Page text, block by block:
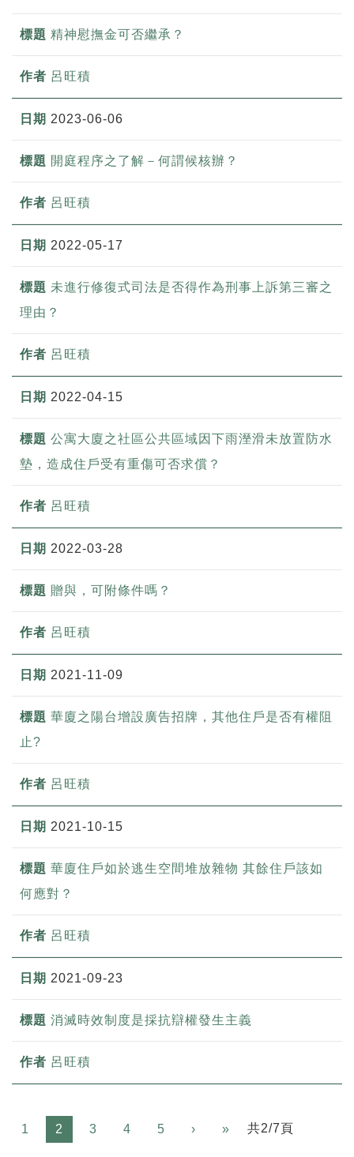
精神慰撫金可否繼承？
呂旺積
2023-06-06
開庭程序之了解－何謂候核辦？
呂旺積
2022-05-17
未進行修復式司法是否得作為刑事上訴第三審之
理由？
呂旺積
2022-04-15
公寓大廈之社區公共區域因下雨溼滑未放置防水
墊，造成住戶受有重傷可否求償？
呂旺積
2022-03-28
贈與，可附條件嗎？
呂旺積
2021-11-09
華廈之陽台增設廣告招牌，其他住戶是否有權阻
止?
呂旺積
2021-10-15
華廈住戶如於逃生空間堆放雜物 其餘住戶該如
何應對？
呂旺積
2021-09-23
消滅時效制度是採抗辯權發生主義
呂旺積
1 2 3 4 5 › » Next共2/7頁